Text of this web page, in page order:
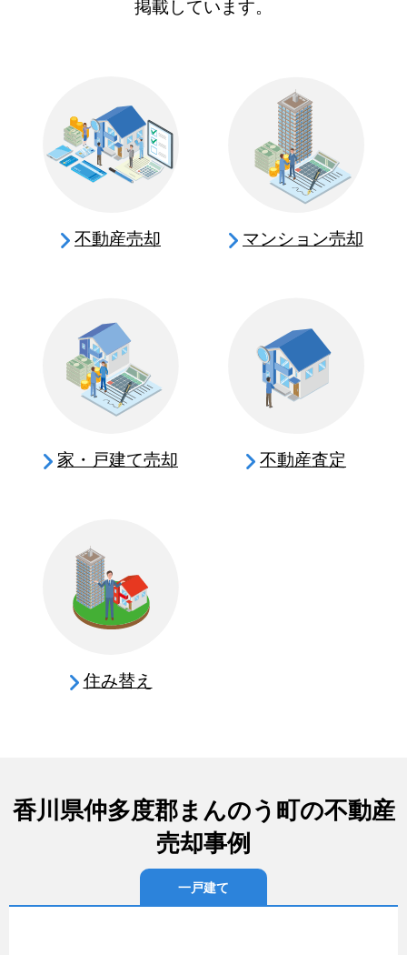
掲載しています。
不動産売却 マンション売却
家・戸建て売却 不動産査定
住み替え
香川県仲多度郡まんのう町の不動産
売却事例
一戸建て